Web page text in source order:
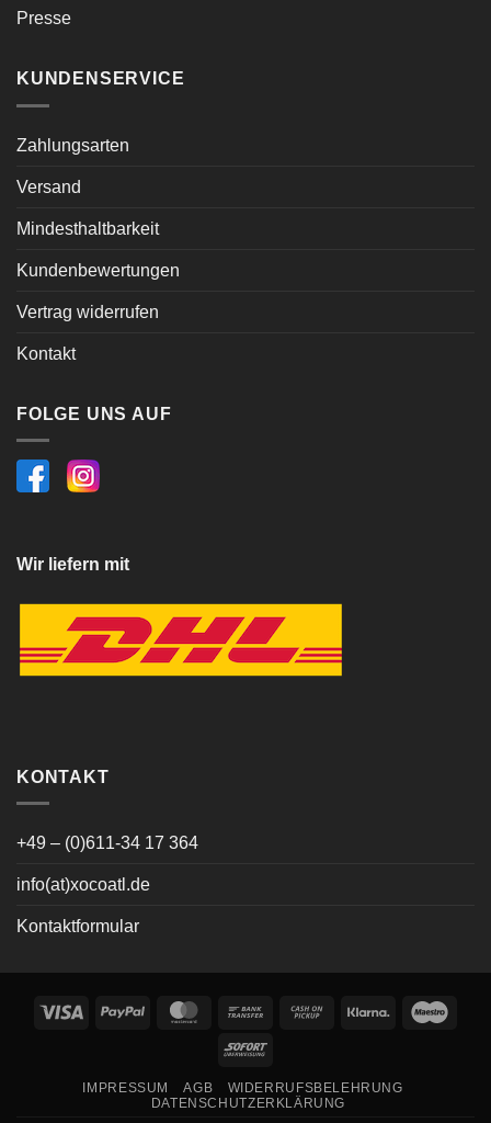
Presse
KUNDENSERVICE
Zahlungsarten
Versand
Mindesthaltbarkeit
Kundenbewertungen
Vertrag widerrufen
Kontakt
FOLGE UNS AUF
Wir liefern mit
KONTAKT
+49 – (0)611-34 17 364
info(at)xocoatl.de
Kontaktformular
Visa PayPal MasterCardBank
Cash
Klarna
Sofort
IMPRESSUM AGB
WIDERRUFSBELEHRUNG
DATENSCHUTZERKLÄRUNG